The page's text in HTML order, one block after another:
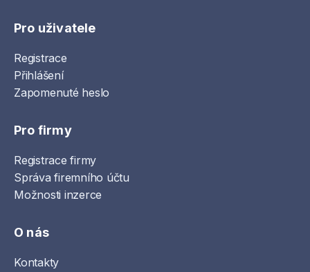
Pro uživatele
Registrace
Přihlášení
Zapomenuté heslo
Pro firmy
Registrace firmy
Správa firemního účtu
Možnosti inzerce
O nás
Kontakty